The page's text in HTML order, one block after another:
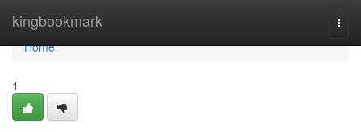
kingbookmark
Home
Home
1